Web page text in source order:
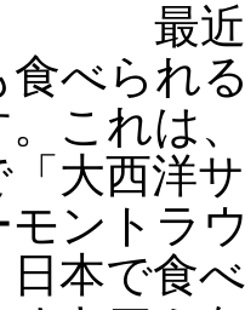
最近
食べられ
これは
「大西洋
モントラ
本で食